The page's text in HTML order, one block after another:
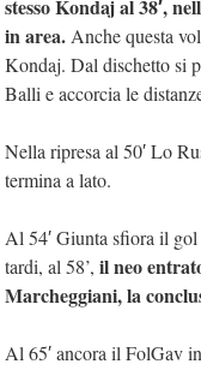
stesso Kondaj al 38′,
in area. Anche questa
Kondaj. Dal dischetto si
Balli e accorcia le
Nella ripresa al 50′ Lo
termina a lato.
Al 54′ Giunta sfiora il
tardi, al 58’, il neo
Marcheggiani, la
Al 65′ ancora il FolGav